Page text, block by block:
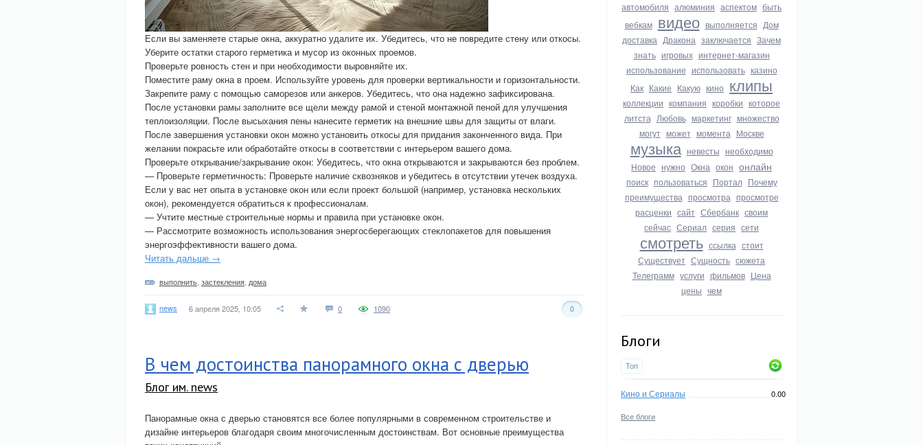
автомобиля алюминия аспектом быть
вебкам видео выполняется Дом
доставка Дракона заключается Зачем
знать игровых интернет-магазин
использование использовать казино
Как Какие Какую кино клипы
коллекции компания коробки которое
литста Любовь маркетинг множество
могут может момента Москве
музыка невесты необходимо
Новое нужно Окна окон онлайн
поиск пользоваться Портал Почему
преимущества просмотра просмотре
расценки сайт Сбербанк своим
сейчас Сериал серия сети
смотреть ссылка стоит
Существует Сущность сюжета
Телеграмм услуги фильмов Цена
цены чем
Блоги
Топ
Кино и Сериалы 0.00
Все блоги
Если вы заменяете старые окна, аккуратно удалите их. Убедитесь, что не повредите стену или откосы.
Уберите остатки старого герметика и мусор из оконных проемов.
Проверьте ровность стен и при необходимости выровняйте их.
Поместите раму окна в проем. Используйте уровень для проверки вертикальности и горизонтальности.
Закрепите раму с помощью саморезов или анкеров. Убедитесь, что она надежно зафиксирована.
После установки рамы заполните все щели между рамой и стеной монтажной пеной для улучшения
теплоизоляции. После высыхания пены нанесите герметик на внешние швы для защиты от влаги.
После завершения установки окон можно установить откосы для придания законченного вида. При
желании покрасьте или обработайте откосы в соответствии с интерьером вашего дома.
Проверьте открывание/закрывание окон: Убедитесь, что окна открываются и закрываются без проблем.
— Проверьте герметичность: Проверьте наличие сквозняков и убедитесь в отсутствии утечек воздуха.
Если у вас нет опыта в установке окон или если проект большой (например, установка нескольких
окон), рекомендуется обратиться к профессионалам.
— Учтите местные строительные нормы и правила при установке окон.
— Рассмотрите возможность использования энергосберегающих стеклопакетов для повышения
энергоэффективности вашего дома.
Читать дальше →
выполнить застекления дома
news 6 апреля 2025, 10:05 0 0
1090
В чем достоинства панорамного окна с дверью
Блог им. news
Панорамные окна с дверью становятся все более популярными в современном строительстве и
дизайне интерьеров благодаря своим многочисленным достоинствам. Вот основные преимущества